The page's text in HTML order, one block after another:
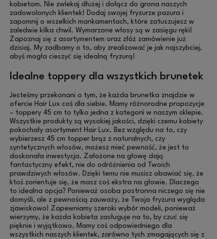
kobietom. Nie zwlekaj dłużej i dołącz do grona naszych
zadowolonych klientek! Dodaj swojej fryzurze pazura i
zapomnij o wszelkich mankamentach, które zatuszujesz w
zaledwie kilka chwil. Wymarzone włosy są w zasięgu ręki!
Zapoznaj się z asortymentem oraz złóż zamówienie już
dzisiaj. My zadbamy o to, aby zrealizować je jak najszybciej,
abyś mogła cieszyć się idealną fryzurą!
Idealne toppery dla wszystkich brunetek
Jesteśmy przekonani o tym, że każda brunetka znajdzie w
ofercie Hair Lux coś dla siebie. Mamy różnorodne propozycje
– toppery 45 cm to tylko jedna z kategorii w naszym sklepie.
Wszystkie produkty są wysokiej jakości, dzięki czemu kobiety
pokochały asortyment Hair Lux. Bez względu na to, czy
wybierzesz 45 cm topper brąz z naturalnych, czy
syntetycznych włosów, możesz mieć pewność, że jest to
doskonała inwestycja. Założone na głowę dają
fantastyczny efekt, nie do odróżnienia od Twoich
prawdziwych włosów. Dzięki temu nie musisz obawiać się, że
ktoś zorientuje się, że masz coś ekstra na głowie. Dlaczego
to idealna opcja? Ponieważ osoba postronna niczego się nie
domyśli, ale z pewnością zauważy, że Twoja fryzura wygląda
zjawiskowo! Zapewniamy szeroki wybór modeli, ponieważ
wierzymy, że każda kobieta zasługuje na to, by czuć się
pięknie i wyjątkowo. Mamy coś odpowiedniego dla
wszystkich naszych klientek, zarówno tych zmagających się z